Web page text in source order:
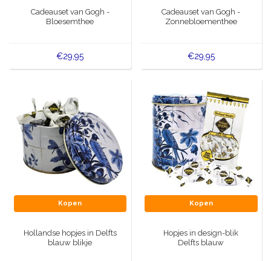
Cadeauset van Gogh -
Bloesemthee
€29,95
Cadeauset van Gogh -
Zonnebloementhee
€29,95
Kopen
Hollandse hopjes in Delfts
blauw blikje
Kopen
Hopjes in design-blik
Delfts blauw